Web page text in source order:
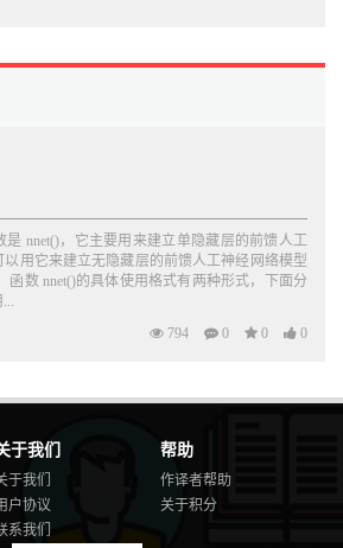
是 nnet()，它主要用来建立单隐藏层的前馈人工
用它来建立无隐藏层的前馈人工神经网络模型
函数 nnet()的具体使用格式有两种形式，下面分
794
0 0 0
于我们
于我们
户协议
系我们
帮助
作译者帮助
关于积分